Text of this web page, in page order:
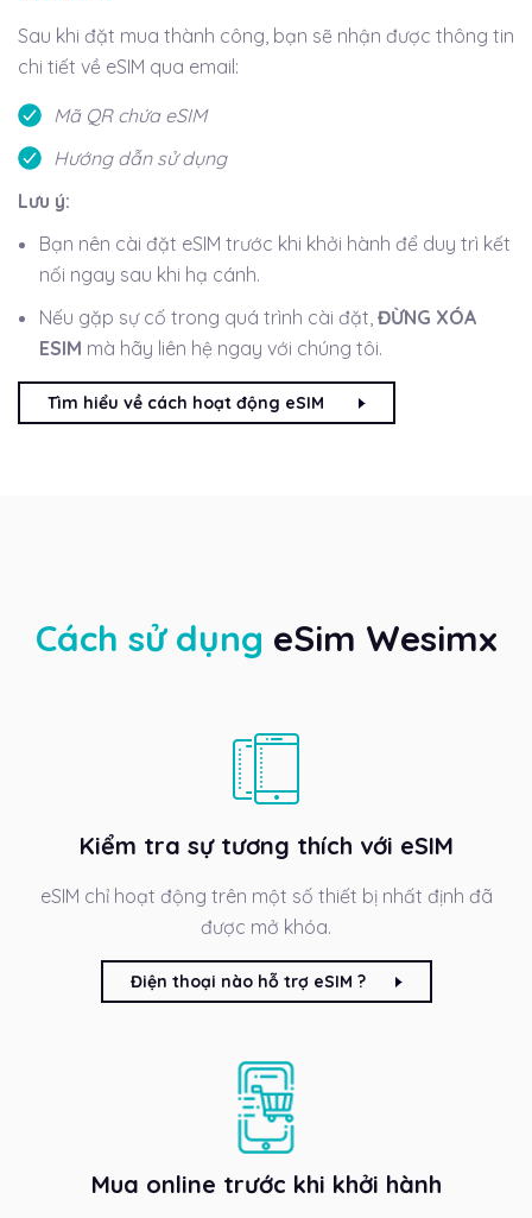
Sau khi đặt mua thành công, bạn sẽ nhận được thông tin
chi tiết về eSIM qua email:
Mã QR chứa eSIM
Hướng dẫn sử dụng
Lưu ý:
Bạn nên cài đặt eSIM trước khi khởi hành để duy trì kết
nối ngay sau khi hạ cánh.
Nếu gặp sự cố trong quá trình cài đặt, ĐỪNG XÓA
ESIM mà hãy liên hệ ngay với chúng tôi.
Tìm hiểu về cách hoạt động eSIM
Cách sử dụng eSim Wesimx
Kiểm tra sự tương thích với eSIM
eSIM chỉ hoạt động trên một số thiết bị nhất định đã
được mở khóa.
Điện thoại nào hỗ trợ eSIM ?
Mua online trước khi khởi hành